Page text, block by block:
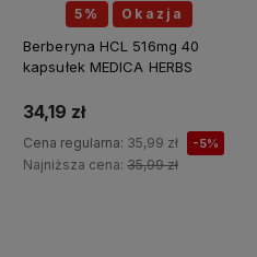
5% Okazja
Berberyna HCL 516mg 40
kapsułek MEDICA HERBS
34,19 zł
Cena regularna: 35,99 zł -5%
Najniższa cena: 35,99 zł